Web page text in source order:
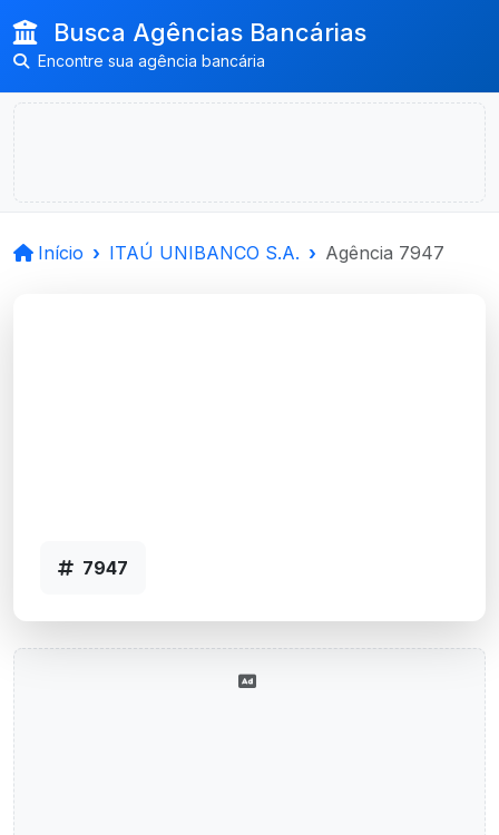
Busca Agências Bancárias
Encontre sua agência bancária
Início ITAÚ UNIBANCO S.A. Agência 7947
7947